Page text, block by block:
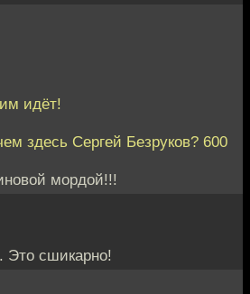
идёт!
здесь Сергей Безруков? 600
мордой!!!
Это сшикарно!